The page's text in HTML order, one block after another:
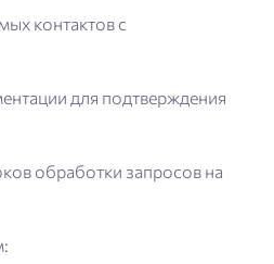
контактов с
для подтверждения
обработки запросов на